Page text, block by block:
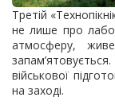
Третій
не лише про
атмосферу,
військової
на заході.